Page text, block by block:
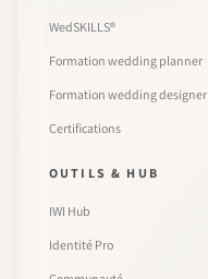
WedSKILLS®
Formation wedding planner
Formation wedding designer
Certifications
OUTILS & HUB
IWI Hub
Identité Pro